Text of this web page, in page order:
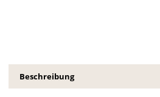
Beschreibung